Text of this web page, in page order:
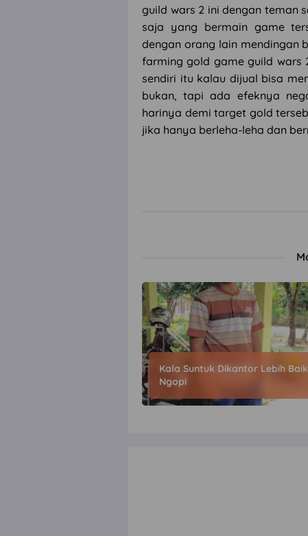
guild wars 2 ini dengan teman
saja yang bermain game
dengan orang lain mendingan
farming gold game guild wars
sendiri itu kalau dijual bisa
bukan, tapi ada efeknya
harinya demi target gold
jika hanya berleha-leha dan
Kala Suntuk Dikantor Lebih Baik
Ngopi